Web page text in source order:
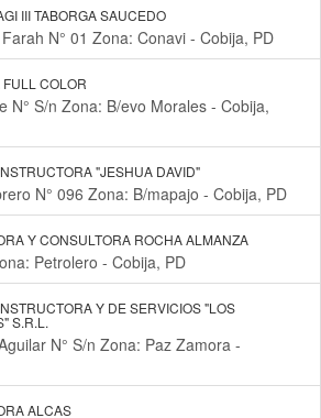
III TABORGA SAUCEDO
N° 01 Zona: Conavi - Cobija, PD
COLOR
N° S/n Zona: B/evo Morales - Cobija,
"JESHUA DAVID"
N° 096 Zona: B/mapajo - Cobija, PD
Y CONSULTORA ROCHA ALMANZA
Petrolero - Cobija, PD
Y DE SERVICIOS "LOS
S.R.L.
N° S/n Zona: Paz Zamora -
ALCAS